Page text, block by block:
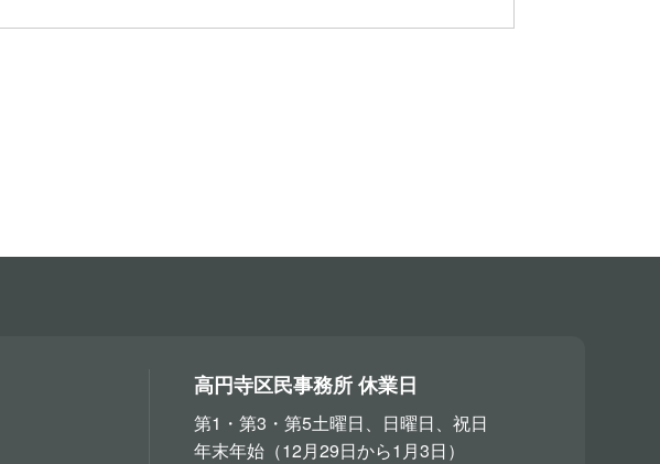
高円寺区民事務所 休業日
第1・第3・第5土曜日、日曜日、祝日
年末年始（12月29日から1月3日）